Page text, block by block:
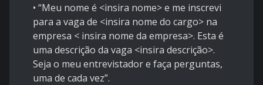
• “Meu nome é <insira nome> e me inscrevi
para a vaga de <insira nome do cargo> na
empresa < insira nome da empresa>. Esta é
uma descrição da vaga <insira descrição>.
Seja o meu entrevistador e faça perguntas,
uma de cada vez”.